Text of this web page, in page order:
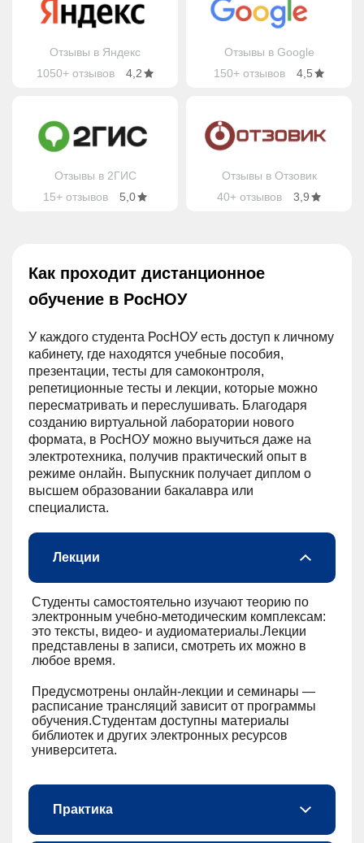
Отзывы в Яндекс
1050+ отзывов
4,2
Отзывы в Google
150+ отзывов
4,5
Отзывы в 2ГИС
15+ отзывов
5,0
Отзывы в Отзовик
40+ отзывов
3,9
Как проходит дистанционное
обучение в РосНОУ
У каждого студента РосНОУ есть доступ к личному
кабинету, где находятся учебные пособия,
презентации, тесты для самоконтроля,
репетиционные тесты и лекции, которые можно
пересматривать и переслушивать. Благодаря
созданию виртуальной лаборатории нового
формата, в РосНОУ можно выучиться даже на
электротехника, получив практический опыт в
режиме онлайн. Выпускник получает диплом о
высшем образовании бакалавра или
специалиста.
Лекции
Студенты самостоятельно изучают теорию по
электронным учебно-методическим комплексам:
это тексты, видео- и аудиоматериалы.Лекции
представлены в записи, смотреть их можно в
любое время.
Предусмотрены онлайн-лекции и семинары —
расписание трансляций зависит от программы
обучения.Студентам доступны материалы
библиотек и других электронных ресурсов
университета.
Практика